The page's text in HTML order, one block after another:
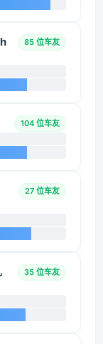
85 位车友
104 位车友
27 位车友
35 位车友